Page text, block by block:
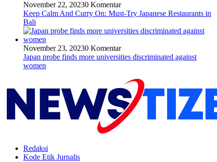
November 22, 20230 Komentar
Keep Calm And Curry On: Must-Try Japanese Restaurants in
Bali
November 23, 20230 Komentar
Japan probe finds more universities discriminated against
women
Redaksi
Kode Etik Jurnalis